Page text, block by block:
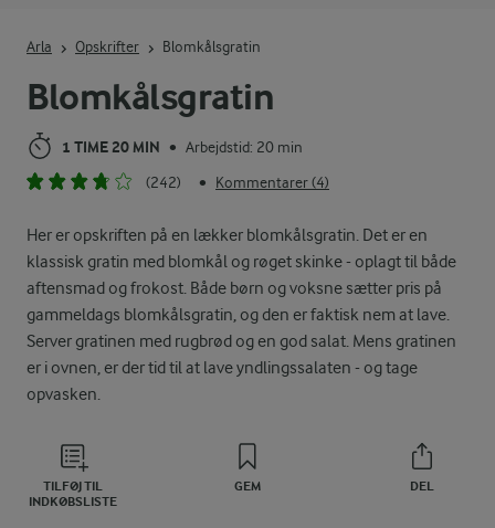
Blomkålsgratin
1 TIME 20 MIN • Arbejdstid: 20 min
(242)
• Kommentarer (4)
Her er opskriften på en lækker blomkålsgratin. Det er en
klassisk gratin med blomkål og røget skinke - oplagt til både
aftensmad og frokost. Både børn og voksne sætter pris på
gammeldags blomkålsgratin, og den er faktisk nem at lave.
Server gratinen med rugbrød og en god salat. Mens gratinen
er i ovnen, er der tid til at lave yndlingssalaten - og tage
opvasken.
TILFØJ TIL
INDKØBSLISTE
GEM DEL
Arla Opskrifter Blomkålsgratin